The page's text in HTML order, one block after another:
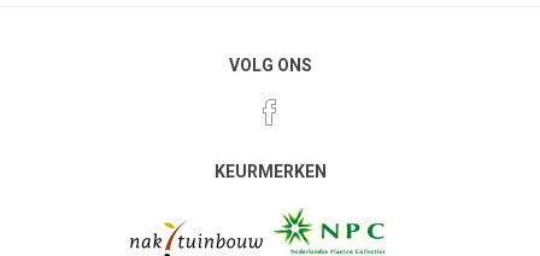
VOLG ONS
KEURMERKEN